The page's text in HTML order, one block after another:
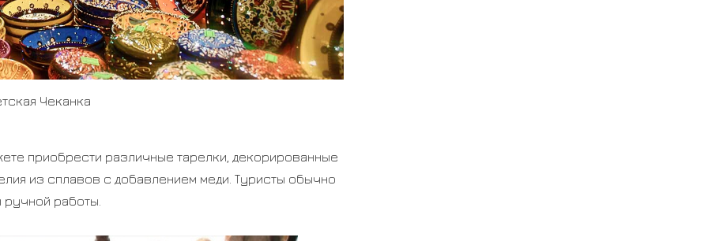
Чеканка
приобрести различные тарелки, декорированные
из сплавов с добавлением меди. Туристы обычно
работы.